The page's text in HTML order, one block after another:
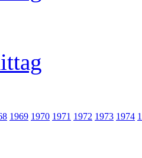
1969 1970 1971 1972 1973 1974